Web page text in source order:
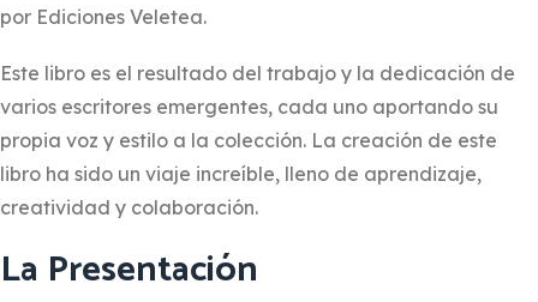
por Ediciones Veletea.
Este libro es el resultado del trabajo y la dedicación de
varios escritores emergentes, cada uno aportando su
propia voz y estilo a la colección. La creación de este
libro ha sido un viaje increíble, lleno de aprendizaje,
creatividad y colaboración.
La Presentación